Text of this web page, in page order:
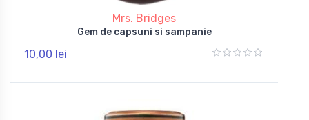
Mrs. Bridges
Gem de capsuni si sampanie
10,00 lei